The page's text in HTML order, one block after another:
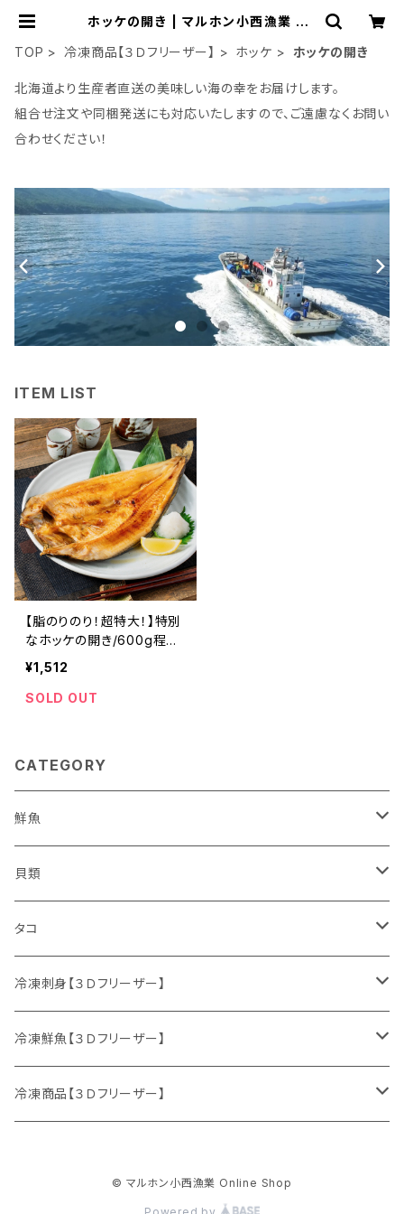
ホッケの開き | マルホン小西漁業 On
TOP
冷凍商品【３Ｄフリーザー】 ホッケ ホッケの開き
北海道より生産者直送の美味しい海の幸をお届けします。
組合せ注文や同梱発送にも対応いたしますので、ご遠慮なくお問い
合わせください！
ITEM LIST
【脂のりのり！超特大！】特別
なホッケの開き/600g程度1
枚/３Ⅾ冷凍 北海道産 寿都
産 真ホッケ 一夜干し 天然
真空パック 北海道 寿都 急
酒 ご飯 ご飯のお供 肴 国産
¥1,512
SOLD OUT
CATEGORY
鮮魚
鮮魚セット
サケ
サクラマス
特別セット
マダラ
貝類
ホタテ
カキ
タコ
ミズダコ
冷凍刺身【３Ｄフリーザー】
ニシン
刺身セット
冷凍鮮魚【３Ｄフリーザー】
鮮魚セット
冷凍商品【３Ｄフリーザー】
© マルホン小西漁業 Online Shop